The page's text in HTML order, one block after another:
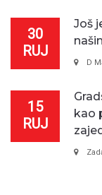
30
RUJ
Još
D
15
RUJ
kao